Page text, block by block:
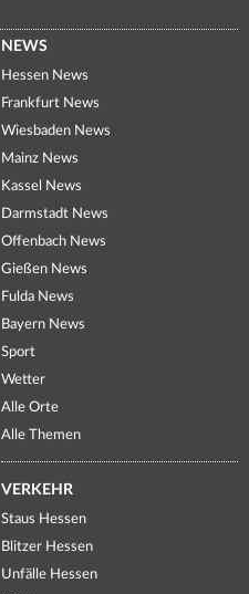
NEWS
Hessen News
Frankfurt News
Wiesbaden News
Mainz News
Kassel News
Darmstadt News
Offenbach News
Gießen News
Fulda News
Bayern News
Sport
Wetter
Alle Orte
Alle Themen
VERKEHR
Staus Hessen
Blitzer Hessen
Unfälle Hessen